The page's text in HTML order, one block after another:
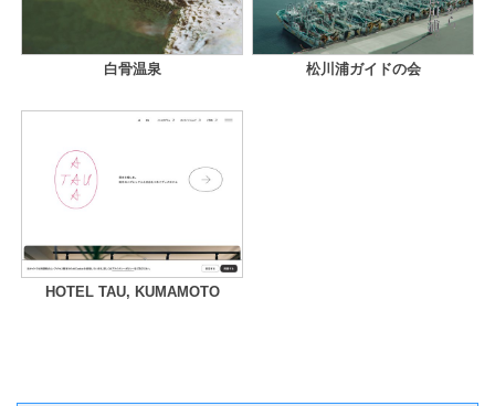
白骨温泉 松川浦ガイドの会
HOTEL TAU, KUMAMOTO